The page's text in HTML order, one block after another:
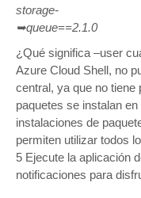
storage-
➥queue==2.1.0
¿Qué significa –user
Azure Cloud Shell, no
central, ya que no tiene
paquetes se instalan
instalaciones de
permiten utilizar todos
5 Ejecute la aplicación
notificaciones para